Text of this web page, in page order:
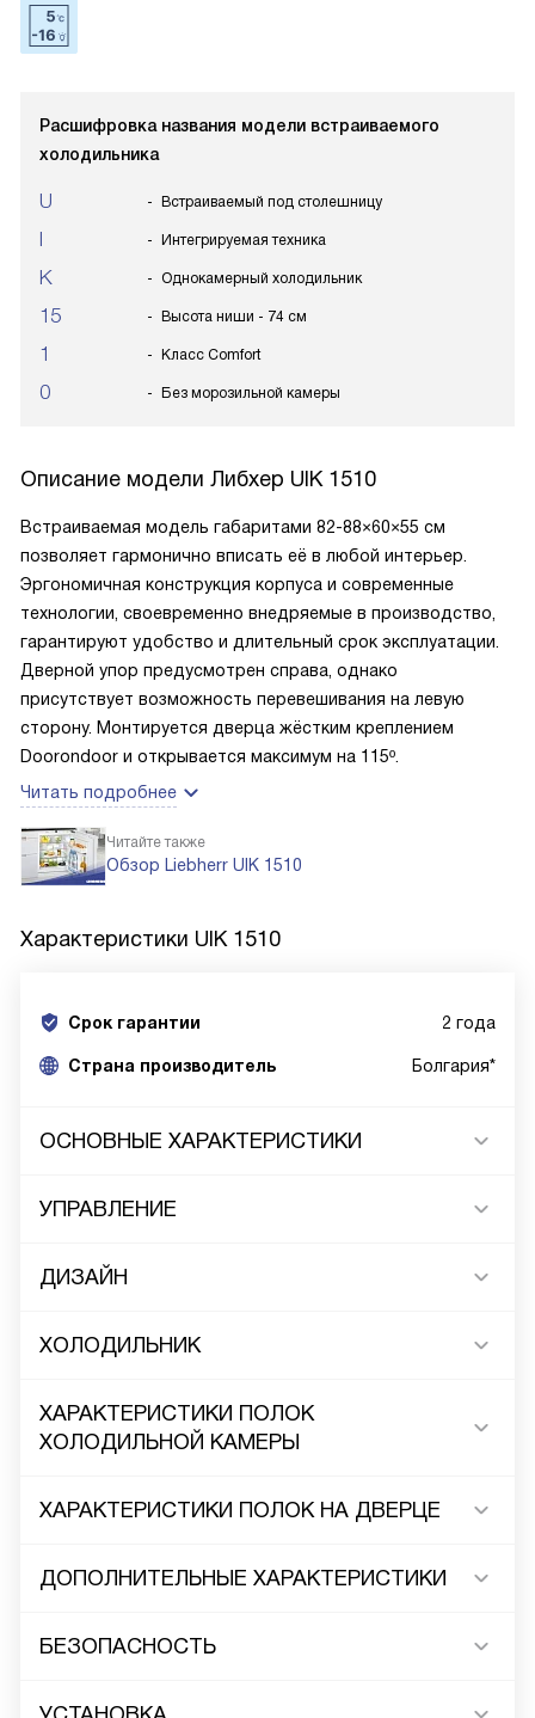
Расшифровка названия модели встраиваемого
холодильника
U Встраиваемый под столешницу
I Интегрируемая техника
K Однокамерный холодильник
15 Высота ниши - 74 см
1 Класс Comfort
0 Без морозильной камеры
Описание модели Либхер UIK 1510
Встраиваемая модель габаритами 82-88×60×55 см
позволяет гармонично вписать её в любой интерьер.
Эргономичная конструкция корпуса и современные
технологии, своевременно внедряемые в производство,
гарантируют удобство и длительный срок эксплуатации.
Дверной упор предусмотрен справа, однако
присутствует возможность перевешивания на левую
сторону. Монтируется дверца жёстким креплением
Doorondoor и открывается максимум на 115º.
Читать подробнее
Читайте также
Обзор Liebherr UIK 1510
Характеристики UIK 1510
Срок гарантии 2 года
Cтрана производитель Болгария*
ОСНОВНЫЕ ХАРАКТЕРИСТИКИ
УПРАВЛЕНИЕ
ДИЗАЙН
ХОЛОДИЛЬНИК
ХАРАКТЕРИСТИКИ ПОЛОК
ХОЛОДИЛЬНОЙ КАМЕРЫ
ХАРАКТЕРИСТИКИ ПОЛОК НА ДВЕРЦЕ
ДОПОЛНИТЕЛЬНЫЕ ХАРАКТЕРИСТИКИ
БЕЗОПАСНОСТЬ